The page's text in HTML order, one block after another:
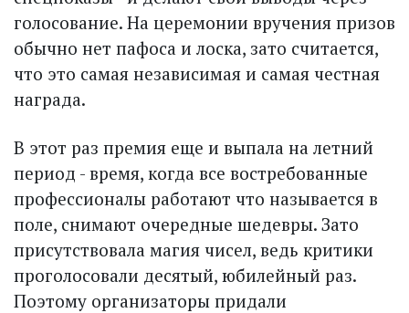
голосование. На церемонии вручения призов
обычно нет пафоса и лоска, зато считается,
что это самая независимая и самая честная
награда.
В этот раз премия еще и выпала на летний
период - время, когда все востребованные
профессионалы работают что называется в
поле, снимают очередные шедевры. Зато
присутствовала магия чисел, ведь критики
проголосовали десятый, юбилейный раз.
Поэтому организаторы придали